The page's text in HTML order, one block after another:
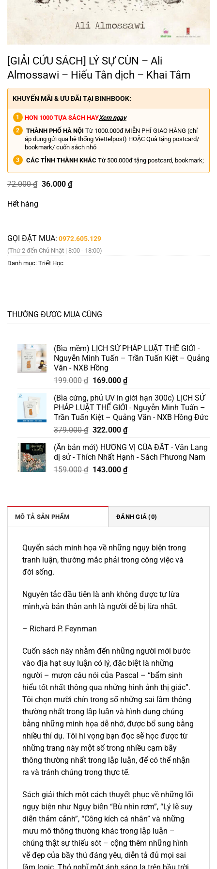
[GIẢI CỨU SÁCH] LÝ SỰ CÙN – Ali
Almossawi – Hiếu Tân dịch – Khai Tâm
KHUYẾN MÃI & ƯU ĐÃI TẠI BINHBOOK:
HƠN 1000 TỰA SÁCH HAYXem ngay
THÀNH PHỐ HÀ NỘI Từ 1000.000đ MIỄN PHÍ GIAO HÀNG (chỉ
áp dụng gửi qua hệ thống Viettelpost) HOẶC Quà tặng postcard/
bookmark/ cuốn sách nhỏ
CÁC TỈNH THÀNH KHÁC Từ 500.000đ tặng postcard, bookmark;
72.000₫ Giá
36.000 ₫Giá
hiện
Hết hàng
GỌI ĐẶT MUA: 0972.605.129
(Thứ 2 đến Chủ Nhật | 8:00 - 18:00)
Danh mục: Triết Học
THƯỜNG ĐƯỢC MUA CÙNG
(Bìa mềm) LỊCH SỬ PHÁP LUẬT THẾ GIỚI -
Nguyễn Minh Tuấn – Trần Tuấn Kiệt – Quảng
Văn - NXB Hồng
199.000₫ Giá
là:
199.000 ₫.
169.000 ₫Giá
tại
là:
169.000 ₫.
(Bìa cứng, phủ UV in giới hạn 300c) LỊCH SỬ
PHÁP LUẬT THẾ GIỚI - Nguyễn Minh Tuấn –
Trần Tuấn Kiệt – Quảng Văn - NXB Hồng Đức
379.000₫ Giá
là:
379.000 ₫.
322.000 ₫Giá
tại
là:
322.000 ₫.
(Ấn bản mới) HƯƠNG VỊ CỦA ĐẤT - Văn Lang
dị sử - Thích Nhất Hạnh - Sách Phương Nam
159.000₫ Giá
143.000 ₫Giá
143.000 ₫.
MÔ TẢ SẢN PHẨM ĐÁNH GIÁ (0)
Quyển sách minh họa về những ngụy biện trong
tranh luận, thường mắc phải trong công việc và
đời sống.
Nguyên tắc đầu tiên là anh không được tự lừa
mình,và bản thân anh là người dễ bị lừa nhất.
– Richard P. Feynman
Cuốn sách này nhằm đến những người mới bước
vào địa hạt suy luận có lý, đặc biệt là những
người – mượn câu nói của Pascal – “bẩm sinh
hiểu tốt nhất thông qua những hình ảnh thị giác”.
Tôi chọn mười chín trong số những sai lầm thông
thường nhất trong lập luận và hình dung chúng
bằng những minh họa dễ nhớ, được bổ sung bằng
nhiều thí dụ. Tôi hi vọng bạn đọc sẽ học được từ
những trang này một số trong nhiều cạm bẫy
thông thường nhất trong lập luận, để có thể nhận
ra và tránh chúng trong thực tế.
Sách giải thích một cách thuyết phục về những lối
ngụy biện như Ngụy biện “Bù nhìn rơm”, “Lý lẽ suy
diễn thảm cảnh”, “Công kích cá nhân” và những
mưu mô thông thường khác trong lập luận –
chúng thật sự thiếu sót – cộng thêm những hình
vẽ đẹp của bầy thú đáng yêu, diễn tả đủ mọi sai
lầm logic. Thỏ nghĩ một ánh sáng lạ trên bầu trời